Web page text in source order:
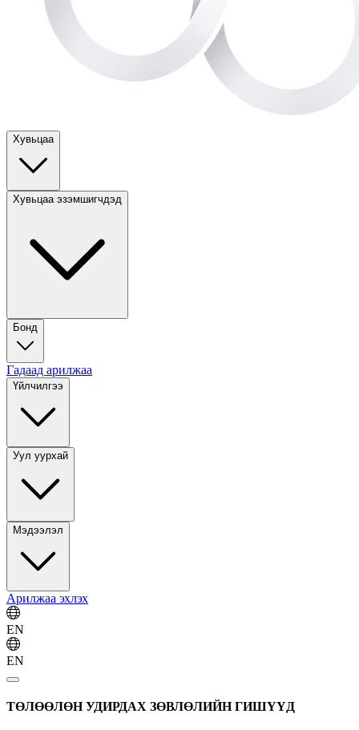
Хувьцаа
Хувьцаа эзэмшигчдэд
Бонд
Гадаад арилжаа
Үйлчилгээ
Уул уурхай
Мэдээлэл
Арилжаа эхлэх
EN
EN
ТӨЛӨӨЛӨН УДИРДАХ ЗӨВЛӨЛИЙН ГИШҮҮД